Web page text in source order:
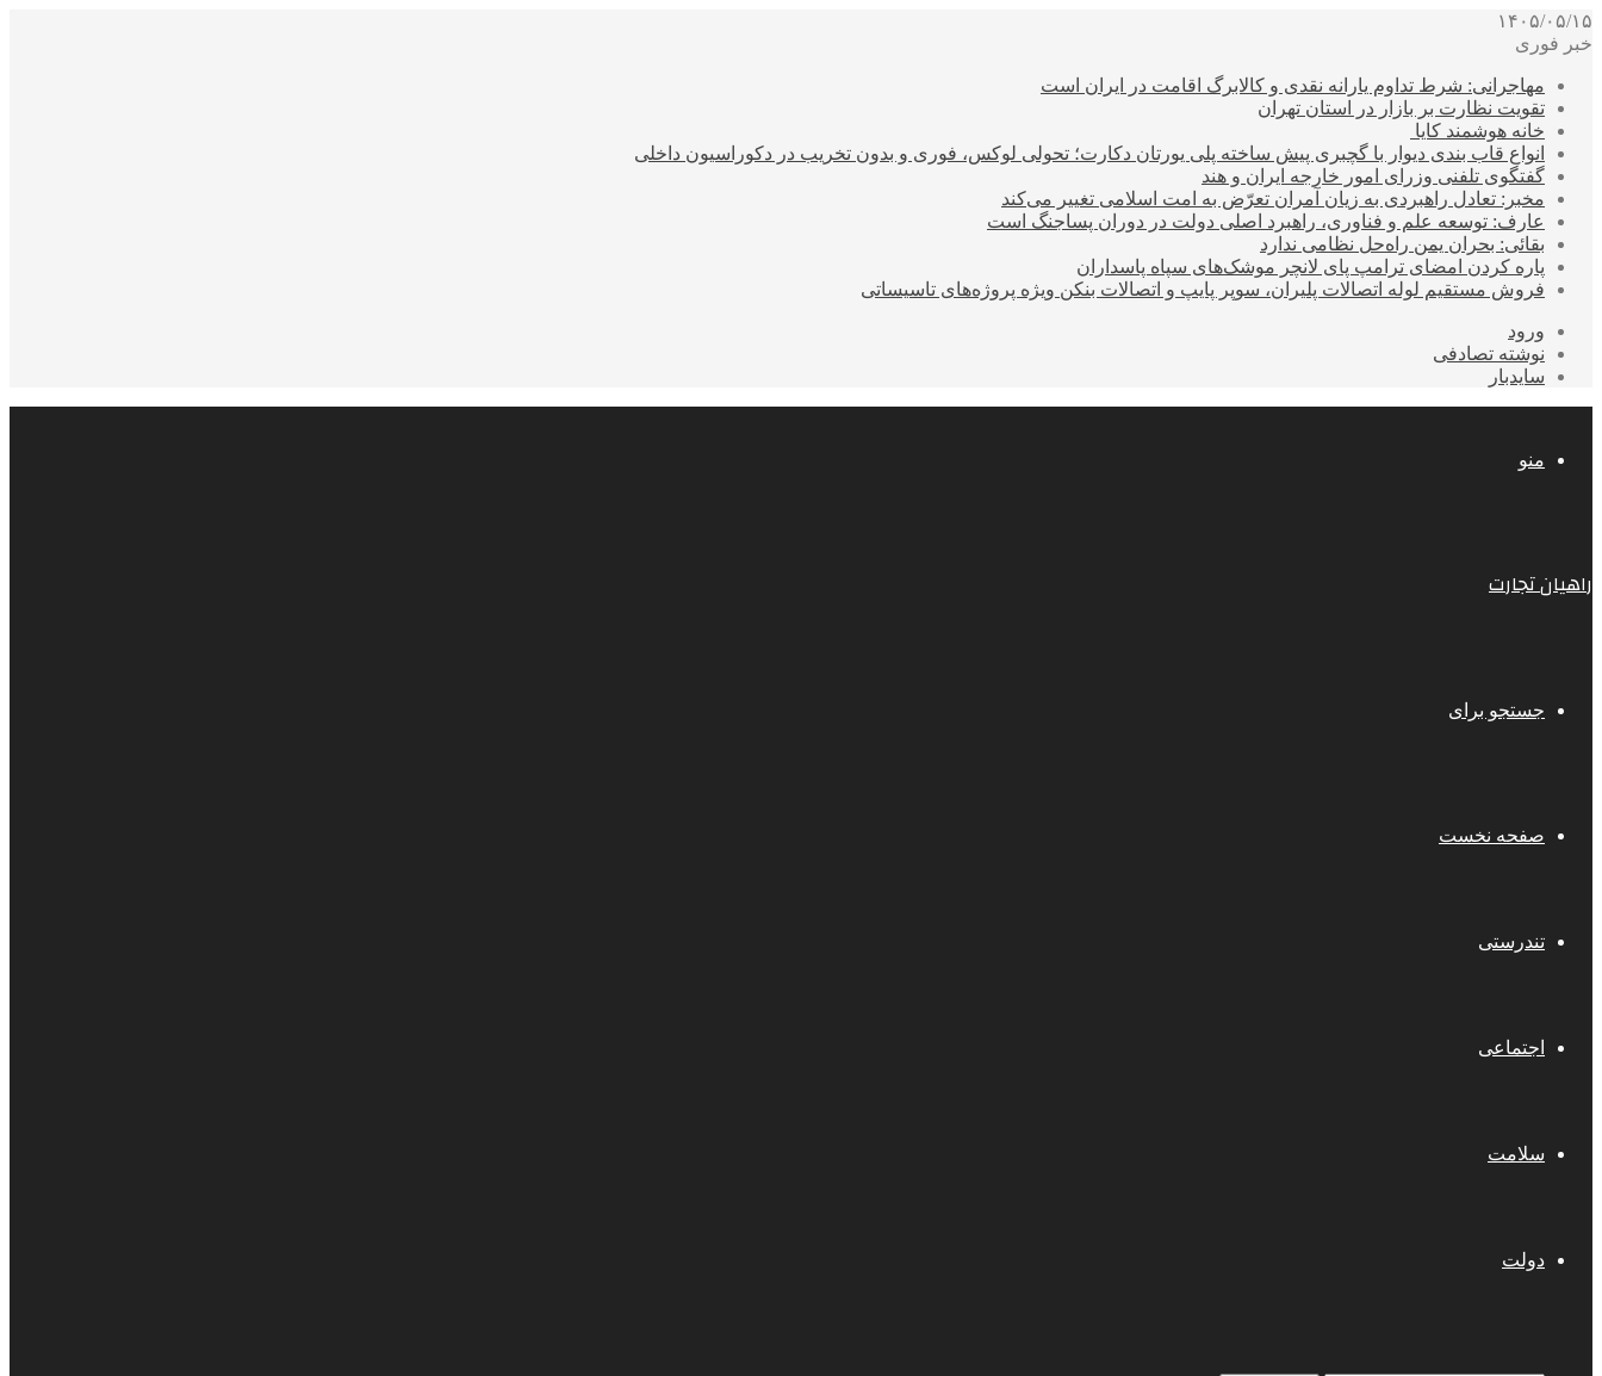
۱۴۰۵/۰۵/۱۵
خبر فوری
مهاجرانی: شرط تداوم یارانه نقدی و کالابرگ اقامت در ایران است
تقویت نظارت بر بازار در استان تهران
خانه هوشمند کایا
انواع قاب بندی دیوار با گچبری پیش ساخته پلی یورتان دکارت؛ تحولی لوکس، فوری و بدون تخریب در دکوراسیون داخلی
گفتگوی تلفنی وزرای امور خارجه ایران و هند
مخبر: تعادل راهبردی به زیان آمران تعرّض به امت اسلامی تغییر می‌کند
عارف: توسعه علم و فناوری، راهبرد اصلی دولت در دوران پساجنگ است
بقائی: بحران یمن راه‌حل نظامی ندارد
پاره کردن امضای ترامپ پای لانچر موشک‌های سپاه پاسداران
فروش مستقیم لوله اتصالات پلیران، سوپر پایپ و اتصالات بنکن ویژه پروژه‌های تاسیساتی
ورود
نوشته تصادفی
سایدبار
منو
راهیان تجارت
جستجو برای
صفحه نخست
تندرستی
اجتماعی
سلامت
دولت